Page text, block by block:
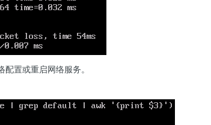
置或重启网络服务。